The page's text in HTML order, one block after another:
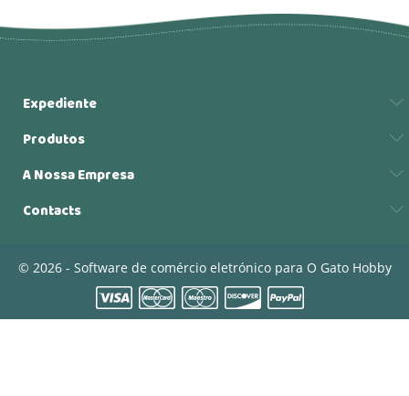
Expediente
Produtos
A Nossa Empresa
Contacts
© 2026 - Software de comércio eletrónico para O Gato Hobby